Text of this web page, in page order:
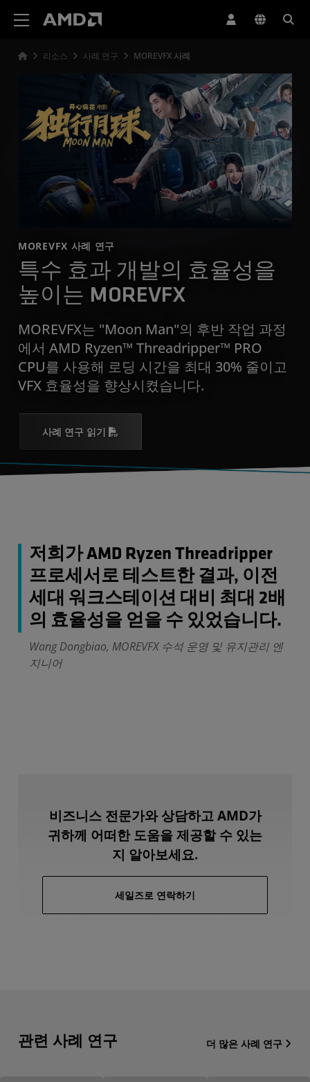
리소스 사례 연구 MOREVFX 사례
MOREVFX 사례 연구
특수 효과 개발의 효율성을
높이는 MOREVFX
MOREVFX는 "Moon Man"의 후반 작업 과정
에서 AMD Ryzen™ Threadripper™ PRO
CPU를 사용해 로딩 시간을 최대 30% 줄이고
VFX 효율성을 향상시켰습니다.
사례 연구 읽기
저희가 AMD Ryzen Threadripper
프로세서로 테스트한 결과, 이전
세대 워크스테이션 대비 최대 2배
의 효율성을 얻을 수 있었습니다.
Wang Dongbiao, MOREVFX 수석 운영 및 유지관리 엔
지니어
비즈니스 전문가와 상담하고 AMD가
귀하께 어떠한 도움을 제공할 수 있는
지 알아보세요.
세일즈로 연락하기
관련 사례 연구 더 많은 사례 연구